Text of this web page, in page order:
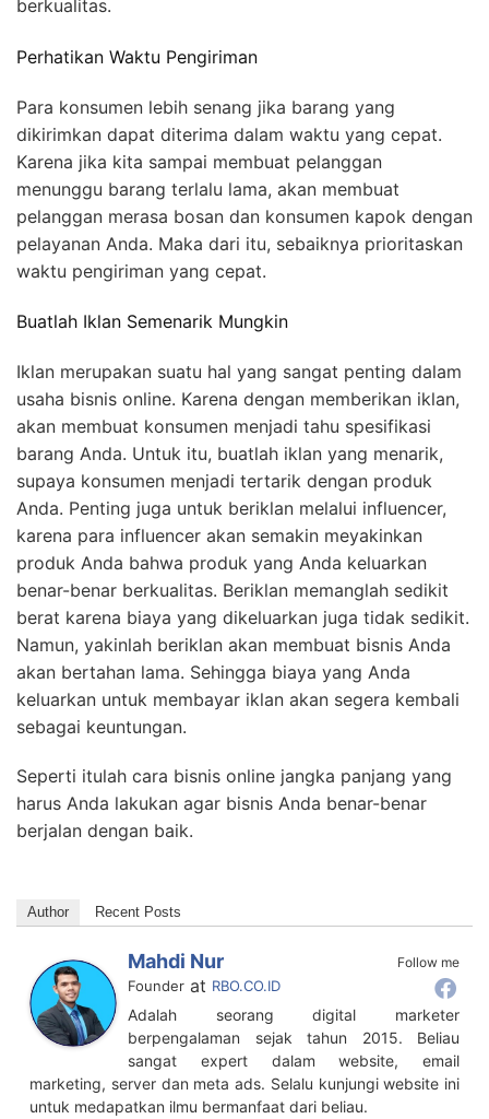
berkualitas.
Perhatikan Waktu Pengiriman
Para konsumen lebih senang jika barang yang
dikirimkan dapat diterima dalam waktu yang cepat.
Karena jika kita sampai membuat pelanggan
menunggu barang terlalu lama, akan membuat
pelanggan merasa bosan dan konsumen kapok dengan
pelayanan Anda. Maka dari itu, sebaiknya prioritaskan
waktu pengiriman yang cepat.
Buatlah Iklan Semenarik Mungkin
Iklan merupakan suatu hal yang sangat penting dalam
usaha bisnis online. Karena dengan memberikan iklan,
akan membuat konsumen menjadi tahu spesifikasi
barang Anda. Untuk itu, buatlah iklan yang menarik,
supaya konsumen menjadi tertarik dengan produk
Anda. Penting juga untuk beriklan melalui influencer,
karena para influencer akan semakin meyakinkan
produk Anda bahwa produk yang Anda keluarkan
benar-benar berkualitas. Beriklan memanglah sedikit
berat karena biaya yang dikeluarkan juga tidak sedikit.
Namun, yakinlah beriklan akan membuat bisnis Anda
akan bertahan lama. Sehingga biaya yang Anda
keluarkan untuk membayar iklan akan segera kembali
sebagai keuntungan.
Seperti itulah cara bisnis online jangka panjang yang
harus Anda lakukan agar bisnis Anda benar-benar
berjalan dengan baik.
Author Recent Posts
Follow me
Mahdi Nur
Founder at RBO.CO.ID
Adalah seorang digital marketer
berpengalaman sejak tahun 2015. Beliau
sangat expert dalam website, email
marketing, server dan meta ads. Selalu kunjungi website ini
untuk medapatkan ilmu bermanfaat dari beliau.